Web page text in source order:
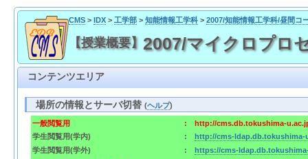
CMS> IDX> 工学部> 知能情報工学科> 2007/知能情報工学科/昼間コ
【授業概要】 2007/マイクロプロ
コンテンツエリア
場所の情報とサーバ切替(ヘルプ)
一般閲覧用 :
http://cms.db.tokushima-
学生閲覧用(学内)
:
http://cms-ldap.db.tokushima-
学生閲覧用(学外)
:
https://cms-